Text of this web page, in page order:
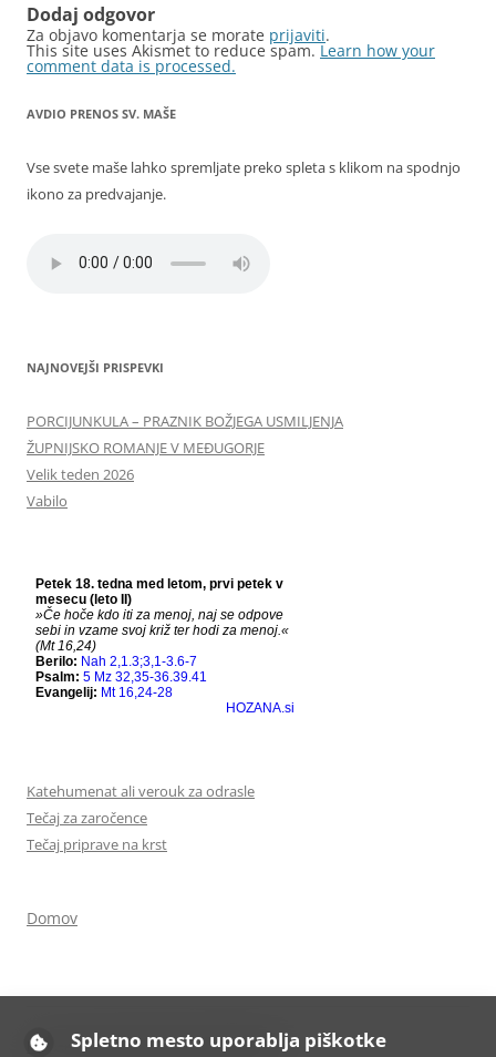
Dodaj odgovor
Za objavo komentarja se morate prijaviti.
This site uses Akismet to reduce spam.Learn how your
comment data is processed.
AVDIO PRENOS SV. MAŠE
Vse svete maše lahko spremljate preko spleta s klikom na spodnjo
ikono za predvajanje.
NAJNOVEJŠI PRISPEVKI
PORCIJUNKULA – PRAZNIK BOŽJEGA USMILJENJA
ŽUPNIJSKO ROMANJE V MEĐUGORJE
Velik teden 2026
Vabilo
Katehumenat ali verouk za odrasle
Tečaj za zaročence
Tečaj priprave na krst
Domov
Ponosno uporablja tehnologijo WordPress
Spletno mesto uporablja piškotke